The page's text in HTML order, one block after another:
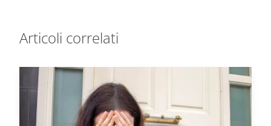
Articoli correlati